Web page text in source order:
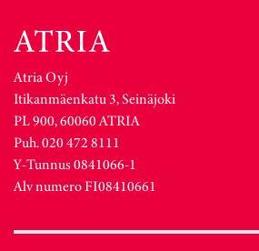
Atria Oyj
Itikanmäenkatu 3, Seinäjoki
PL 900, 60060 ATRIA
Puh. 020 472 8111
Y-Tunnus 0841066-1
Alv numero FI08410661